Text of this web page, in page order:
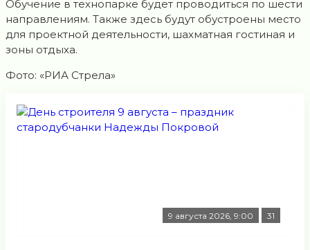
Обучение в технопарке будет проводиться по шести
направлениям. Также здесь будут обустроены место
для проектной деятельности, шахматная гостиная и
зоны отдыха.
Фото: «РИА Стрела»
9 августа 2026, 9:00 31